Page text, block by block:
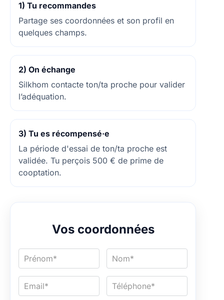
1) Tu recommandes
Partage ses coordonnées et son profil en
quelques champs.
2) On échange
Silkhom contacte ton/ta proche pour valider
l’adéquation.
3) Tu es récompensé·e
La période d'essai de ton/ta proche est
validée. Tu perçois 500 € de prime de
cooptation.
Vos coordonnées